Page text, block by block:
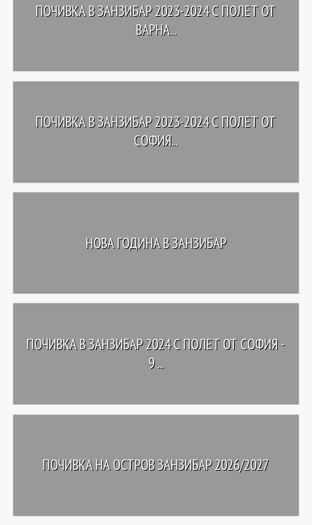
ПОЧИВКА В ЗАНЗИБАР 2023-2024 С ПОЛЕТ ОТ
ВАРНА...
ПОЧИВКА В ЗАНЗИБАР 2023-2024 С ПОЛЕТ ОТ
СОФИЯ...
НОВА ГОДИНА В ЗАНЗИБАР
ПОЧИВКА В ЗАНЗИБАР 2024 С ПОЛЕТ ОТ СОФИЯ -
9 ...
ПОЧИВКА НА ОСТРОВ ЗАНЗИБАР 2026/2027